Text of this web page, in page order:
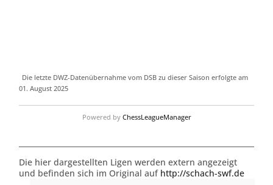
Die letzte DWZ-Datenübernahme vom DSB zu dieser Saison erfolgte am
01. August 2025
Powered by ChessLeagueManager
Die hier dargestellten Ligen werden extern angezeigt
und befinden sich im Original auf http://schach-swf.de